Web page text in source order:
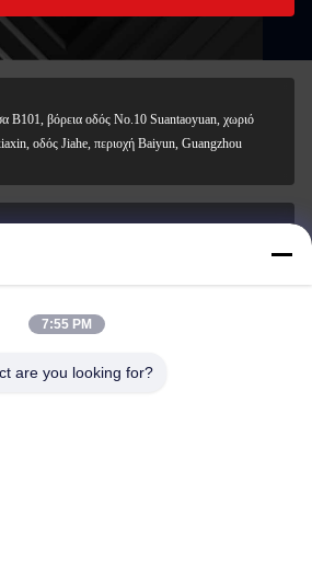
B101, βόρεια οδός No.10 Suantaoyuan, χωριό
οδός Jiahe, περιοχή Baiyun, Guangzhou
7:55 PM
are you looking for?